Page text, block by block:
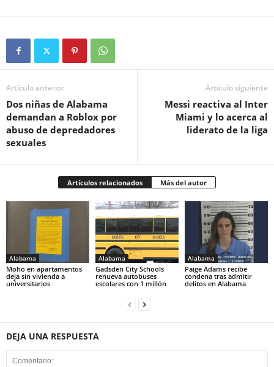
Artículo anterior
Dos niñas de Alabama
demandan a Roblox por
abuso de depredadores
sexuales
Artículo siguiente
Messi reactiva al Inter
Miami y lo acerca al
liderato de la liga
Artículos relacionados Más del autor
Alabama
Moho en apartamentos
deja sin vivienda a
universitarios
Alabama
Gadsden City Schools
renueva autobuses
escolares con 1 millón
Alabama
Paige Adams recibe
condena tras admitir
delitos en Alabama
DEJA UNA RESPUESTA